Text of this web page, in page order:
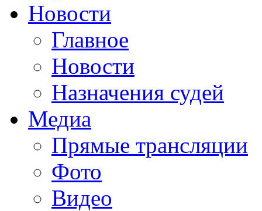
Новости
Главное
Новости
Назначения судей
Медиа
Прямые трансляции
Фото
Видео